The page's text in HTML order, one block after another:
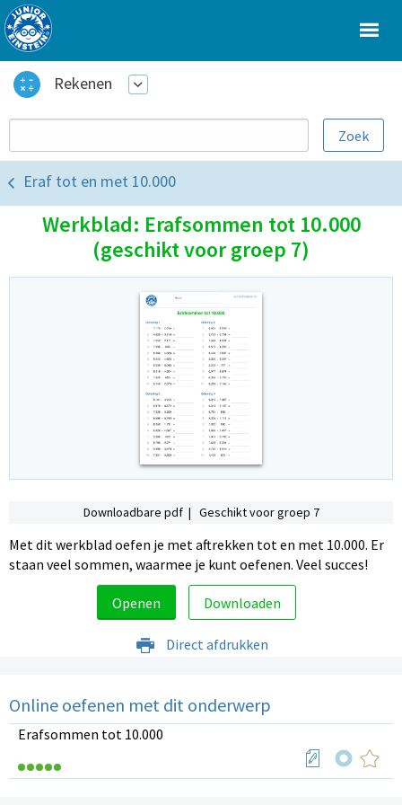
Rekenen
Eraf tot en met 10.000
Werkblad: Erafsommen tot 10.000
(geschikt voor groep 7)
Downloadbare pdf | Geschikt voor groep 7
Met dit werkblad oefen je met aftrekken tot en met 10.000. Er
staan veel sommen, waarmee je kunt oefenen. Veel succes!
Openen Downloaden
Direct afdrukken
Online oefenen met dit onderwerp
Erafsommen tot 10.000